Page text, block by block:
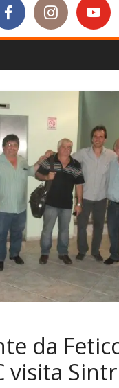
da
visita